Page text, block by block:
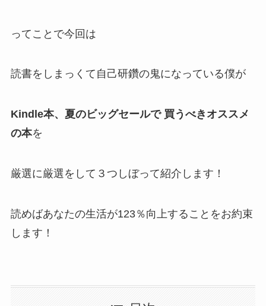
ってことで今回は
読書をしまっくて自己研鑽の鬼になっている僕が
Kindle本、夏のビッグセールで 買うべきオススメ
の本を
厳選に厳選をして３つしぼって紹介します！
読めばあなたの生活が123％向上することをお約束
します！